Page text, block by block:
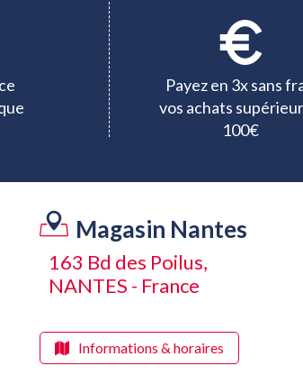
Payez en 3x sans
vos achats
100€
Magasin Nantes
163 Bd des Poilus,
NANTES - France
Informations & horaires